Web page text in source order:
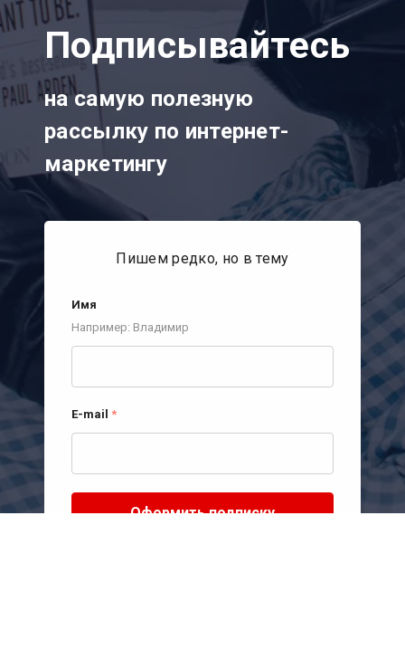
Подписывайтесь
на самую полезную
рассылку по интернет-
маркетингу
Пишем редко, но в тему
Имя
Например: Владимир
E-mail *
Оформить подписку